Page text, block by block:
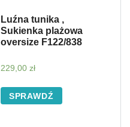
Luźna tunika ,
Sukienka plażowa
oversize F122/838
229,00 zł
SPRAWDŹ